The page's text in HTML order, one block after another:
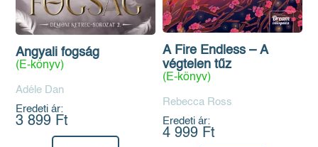
Angyali fogság
(E-könyv)
Adéle Dan
Eredeti ár:
3 899 Ft
A Fire Endless – A
végtelen tűz
(E-könyv)
Rebecca Ross
Eredeti ár:
4 999 Ft